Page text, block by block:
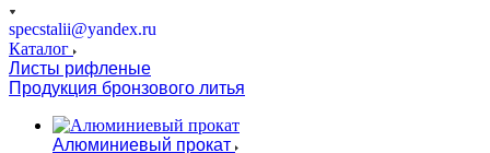
specstalii@yandex.ru
Каталог
Листы рифленые
Продукция бронзового литья
Алюминиевый прокат